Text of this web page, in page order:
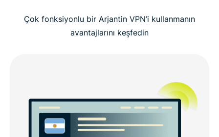
ExpressVPN Nasıl Kurulur ve Arjantin IP’si Nasıl
Hıza Hız Demeyin: Arjantin’deki ExpressVPN
Sunucuları
Çok fonksiyonlu bir Arjantin VPN’i kullanmanın
avantajlarını keşfedin